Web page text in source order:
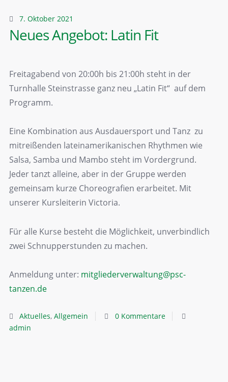
7. Oktober 2021
Neues Angebot: Latin Fit
Freitagabend von 20:00h bis 21:00h steht in der
Turnhalle Steinstrasse ganz neu „Latin Fit“ auf dem
Programm.
Eine Kombination aus Ausdauersport und Tanz zu
mitreißenden lateinamerikanischen Rhythmen wie
Salsa, Samba und Mambo steht im Vordergrund.
Jeder tanzt alleine, aber in der Gruppe werden
gemeinsam kurze Choreografien erarbeitet. Mit
unserer Kursleiterin Victoria.
Für alle Kurse besteht die Möglichkeit, unverbindlich
zwei Schnupperstunden zu machen.
Anmeldung unter: mitgliederverwaltung@psc-
tanzen.de
Aktuelles,Allgemein
0 Kommentare
admin